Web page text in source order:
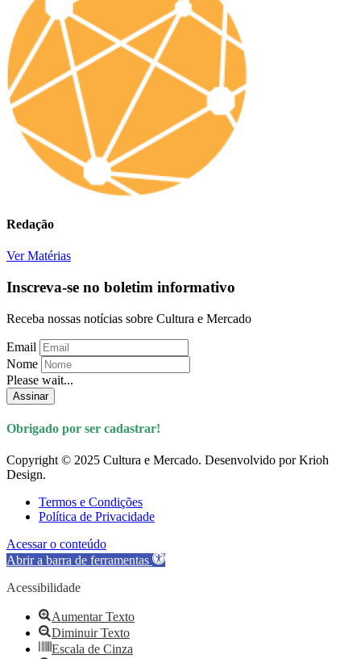
Redação
Ver Matérias
Inscreva-se no boletim informativo
Receba nossas notícias sobre Cultura e Mercado
Email
Nome
Please wait...
Assinar
Obrigado por ser cadastrar!
Copyright © 2025 Cultura e Mercado. Desenvolvido por Krioh
Design.
Termos e Condições
Política de Privacidade
Acessar o conteúdo
Abrir a barra de ferramentas
Acessibilidade
Aumentar Texto
Diminuir Texto
Escala de Cinza